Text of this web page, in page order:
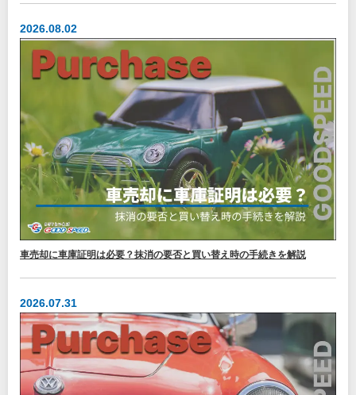
2026.08.02
車売却に車庫証明は必要？抹消の要否と買い替え時の手続きを解説
2026.07.31